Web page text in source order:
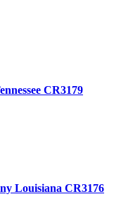
CR3179
Louisiana CR3176